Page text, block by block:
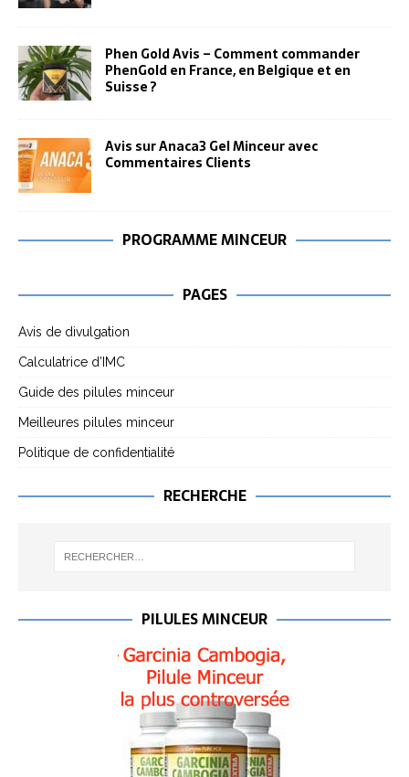
Phen Gold Avis – Comment commander
PhenGold en France, en Belgique et en
Suisse ?
Avis sur Anaca3 Gel Minceur avec
Commentaires Clients
PROGRAMME MINCEUR
PAGES
Avis de divulgation
Calculatrice d’IMC
Guide des pilules minceur
Meilleures pilules minceur
Politique de confidentialité
RECHERCHE
PILULES MINCEUR